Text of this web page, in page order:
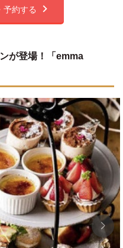
予約する
が登場！「emma